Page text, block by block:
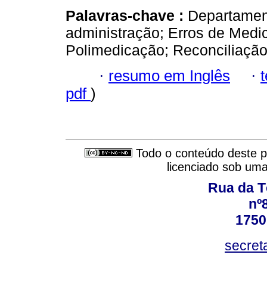
Palavras-chave :
administração; Erros de
Polimedicação;
· resumo em Inglês ·
pdf )
Todo o conteúdo deste
licenciado sob
Rua da